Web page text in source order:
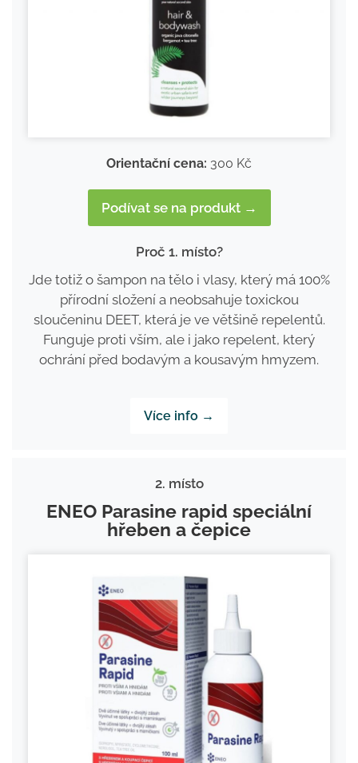
Orientační cena: 300 Kč
Podívat se na produkt →
Proč 1. místo?
Jde totiž o šampon na tělo i vlasy, který má 100%
přírodní složení a neobsahuje toxickou
sloučeninu DEET, která je ve většině repelentů.
Funguje proti vším, ale i jako repelent, který
ochrání před bodavým a kousavým hmyzem.
Více info →
2. místo
ENEO Parasine rapid speciální
hřeben a čepice